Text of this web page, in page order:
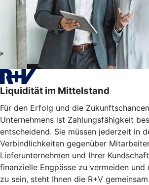
Liquidität im Mittelstand
Für den Erfolg und die
Unternehmens ist Zahlungsfähigkeit
entscheidend. Sie müssen jederzeit in
Verbindlichkeiten gegenüber
Lieferunternehmen und Ihrer
finanzielle Engpässe zu vermeiden
zu sein, steht Ihnen die R+V